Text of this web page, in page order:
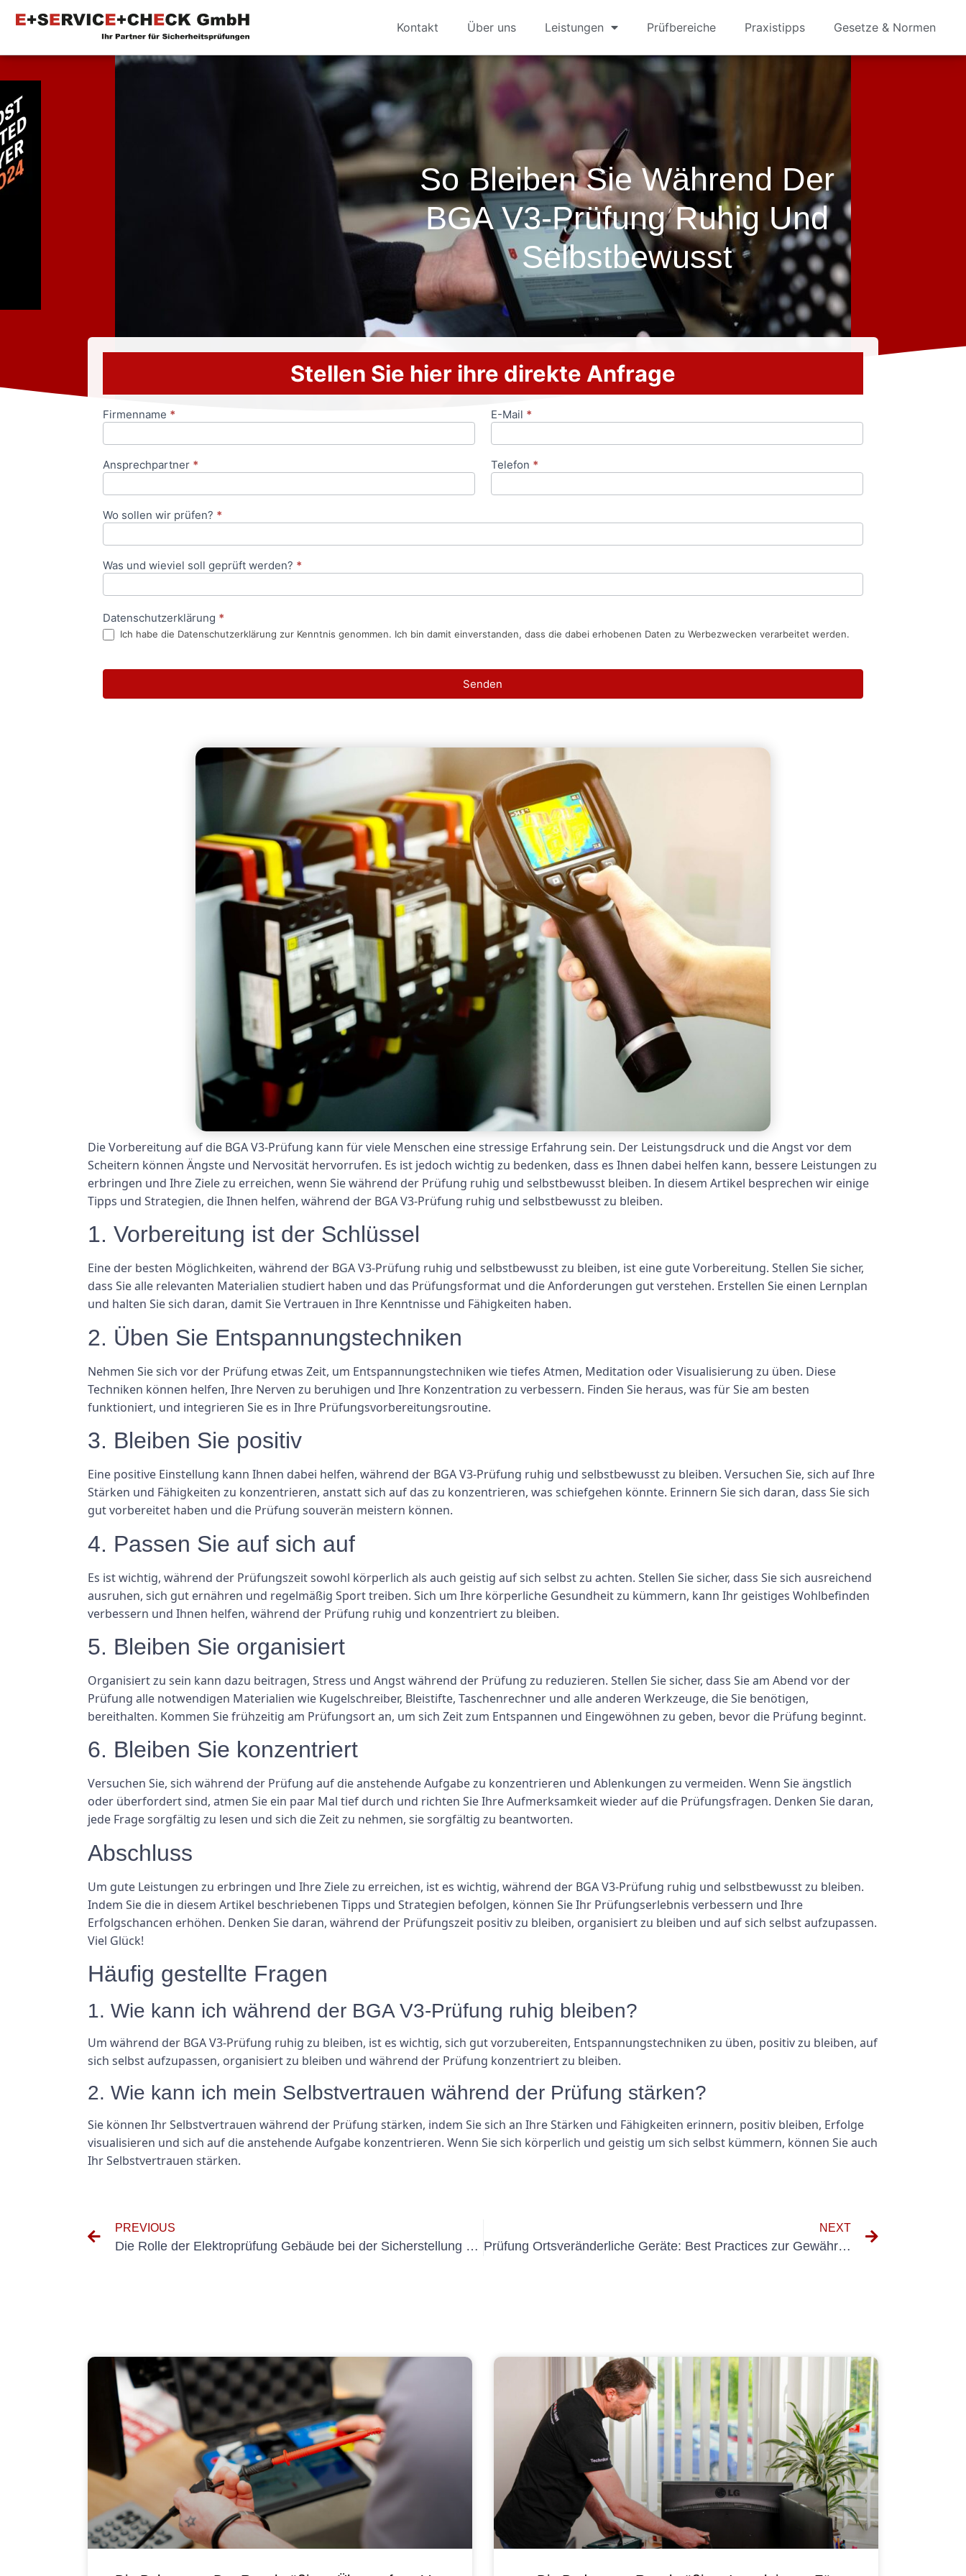
Kontakt Über uns Leistungen Prüfbereiche Praxistipps Gesetze & Normen
So Bleiben Sie Während Der
BGA V3-Prüfung Ruhig Und
Selbstbewusst
Stellen Sie hier ihre direkte Anfrage
Anfrageformular
Firmenname * E-Mail *
Ansprechpartner * Telefon *
Wo sollen wir prüfen? *
Was und wieviel soll geprüft werden? *
Datenschutzerklärung *
Ich habe die Datenschutzerklärung zur Kenntnis genommen. Ich bin damit einverstanden, dass die dabei erhobenen Daten zu Werbezwecken verarbeitet werden.
Senden
Die Vorbereitung auf die BGA V3-Prüfung kann für viele Menschen eine stressige Erfahrung sein. Der Leistungsdruck und die Angst vor dem
Scheitern können Ängste und Nervosität hervorrufen. Es ist jedoch wichtig zu bedenken, dass es Ihnen dabei helfen kann, bessere Leistungen zu
erbringen und Ihre Ziele zu erreichen, wenn Sie während der Prüfung ruhig und selbstbewusst bleiben. In diesem Artikel besprechen wir einige
Tipps und Strategien, die Ihnen helfen, während der BGA V3-Prüfung ruhig und selbstbewusst zu bleiben.
1. Vorbereitung ist der Schlüssel
Eine der besten Möglichkeiten, während der BGA V3-Prüfung ruhig und selbstbewusst zu bleiben, ist eine gute Vorbereitung. Stellen Sie sicher,
dass Sie alle relevanten Materialien studiert haben und das Prüfungsformat und die Anforderungen gut verstehen. Erstellen Sie einen Lernplan
und halten Sie sich daran, damit Sie Vertrauen in Ihre Kenntnisse und Fähigkeiten haben.
2. Üben Sie Entspannungstechniken
Nehmen Sie sich vor der Prüfung etwas Zeit, um Entspannungstechniken wie tiefes Atmen, Meditation oder Visualisierung zu üben. Diese
Techniken können helfen, Ihre Nerven zu beruhigen und Ihre Konzentration zu verbessern. Finden Sie heraus, was für Sie am besten
funktioniert, und integrieren Sie es in Ihre Prüfungsvorbereitungsroutine.
3. Bleiben Sie positiv
Eine positive Einstellung kann Ihnen dabei helfen, während der BGA V3-Prüfung ruhig und selbstbewusst zu bleiben. Versuchen Sie, sich auf Ihre
Stärken und Fähigkeiten zu konzentrieren, anstatt sich auf das zu konzentrieren, was schiefgehen könnte. Erinnern Sie sich daran, dass Sie sich
gut vorbereitet haben und die Prüfung souverän meistern können.
4. Passen Sie auf sich auf
Es ist wichtig, während der Prüfungszeit sowohl körperlich als auch geistig auf sich selbst zu achten. Stellen Sie sicher, dass Sie sich ausreichend
ausruhen, sich gut ernähren und regelmäßig Sport treiben. Sich um Ihre körperliche Gesundheit zu kümmern, kann Ihr geistiges Wohlbefinden
verbessern und Ihnen helfen, während der Prüfung ruhig und konzentriert zu bleiben.
5. Bleiben Sie organisiert
Organisiert zu sein kann dazu beitragen, Stress und Angst während der Prüfung zu reduzieren. Stellen Sie sicher, dass Sie am Abend vor der
Prüfung alle notwendigen Materialien wie Kugelschreiber, Bleistifte, Taschenrechner und alle anderen Werkzeuge, die Sie benötigen,
bereithalten. Kommen Sie frühzeitig am Prüfungsort an, um sich Zeit zum Entspannen und Eingewöhnen zu geben, bevor die Prüfung beginnt.
6. Bleiben Sie konzentriert
Versuchen Sie, sich während der Prüfung auf die anstehende Aufgabe zu konzentrieren und Ablenkungen zu vermeiden. Wenn Sie ängstlich
oder überfordert sind, atmen Sie ein paar Mal tief durch und richten Sie Ihre Aufmerksamkeit wieder auf die Prüfungsfragen. Denken Sie daran,
jede Frage sorgfältig zu lesen und sich die Zeit zu nehmen, sie sorgfältig zu beantworten.
Abschluss
Um gute Leistungen zu erbringen und Ihre Ziele zu erreichen, ist es wichtig, während der BGA V3-Prüfung ruhig und selbstbewusst zu bleiben.
Indem Sie die in diesem Artikel beschriebenen Tipps und Strategien befolgen, können Sie Ihr Prüfungserlebnis verbessern und Ihre
Erfolgschancen erhöhen. Denken Sie daran, während der Prüfungszeit positiv zu bleiben, organisiert zu bleiben und auf sich selbst aufzupassen.
Viel Glück!
Häufig gestellte Fragen
1. Wie kann ich während der BGA V3-Prüfung ruhig bleiben?
Um während der BGA V3-Prüfung ruhig zu bleiben, ist es wichtig, sich gut vorzubereiten, Entspannungstechniken zu üben, positiv zu bleiben, auf
sich selbst aufzupassen, organisiert zu bleiben und während der Prüfung konzentriert zu bleiben.
2. Wie kann ich mein Selbstvertrauen während der Prüfung stärken?
Sie können Ihr Selbstvertrauen während der Prüfung stärken, indem Sie sich an Ihre Stärken und Fähigkeiten erinnern, positiv bleiben, Erfolge
visualisieren und sich auf die anstehende Aufgabe konzentrieren. Wenn Sie sich körperlich und geistig um sich selbst kümmern, können Sie auch
Ihr Selbstvertrauen stärken.
PREVIOUS
Die Rolle der Elektroprüfung Gebäude bei der Sicherstellung der Einhaltung der Bauvorschriften
NEXT
Prüfung Ortsveränderliche Geräte: Best Practices zur Gewährleistung der Sicherheit am Arbeitsplatz